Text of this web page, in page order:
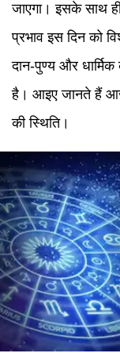
जाएगा। इसके साथ
प्रभाव इस दिन को
दान-पुण्य और
है। आइए जानते हैं
की स्थिति।